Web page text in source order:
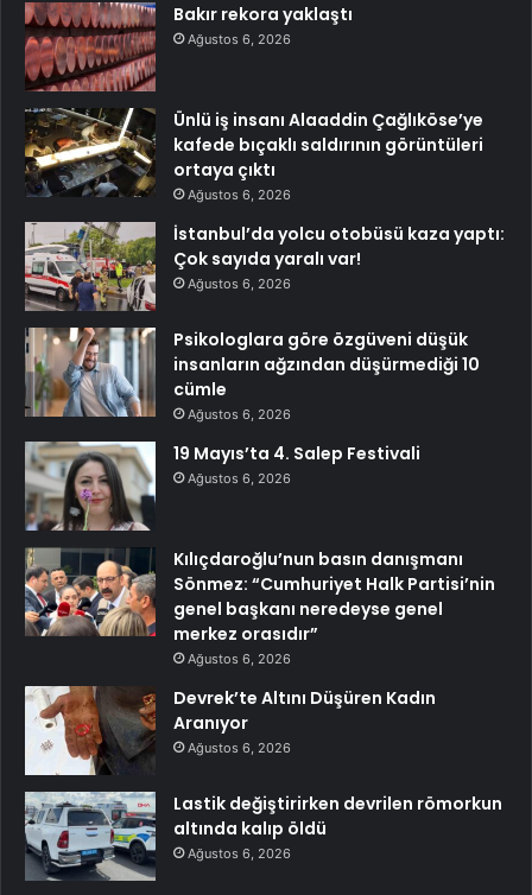
Bakır rekora yaklaştı
Ağustos 6, 2026
Ünlü iş insanı Alaaddin Çağlıköse’ye
kafede bıçaklı saldırının görüntüleri
ortaya çıktı
Ağustos 6, 2026
İstanbul’da yolcu otobüsü kaza yaptı:
Çok sayıda yaralı var!
Ağustos 6, 2026
Psikologlara göre özgüveni düşük
insanların ağzından düşürmediği 10
cümle
Ağustos 6, 2026
19 Mayıs’ta 4. Salep Festivali
Ağustos 6, 2026
Kılıçdaroğlu’nun basın danışmanı
Sönmez: “Cumhuriyet Halk Partisi’nin
genel başkanı neredeyse genel
merkez orasıdır”
Ağustos 6, 2026
Devrek’te Altını Düşüren Kadın
Aranıyor
Ağustos 6, 2026
Lastik değiştirirken devrilen römorkun
altında kalıp öldü
Ağustos 6, 2026